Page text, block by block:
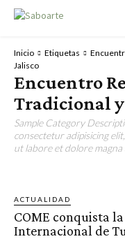
Inicio Etiquetas
Jalisco
Encuentro
Tradicional
Sample Category
consectetur adipisicing
ut labore et dolore magna
ACTUALIDAD
COME conquista
Internacional de